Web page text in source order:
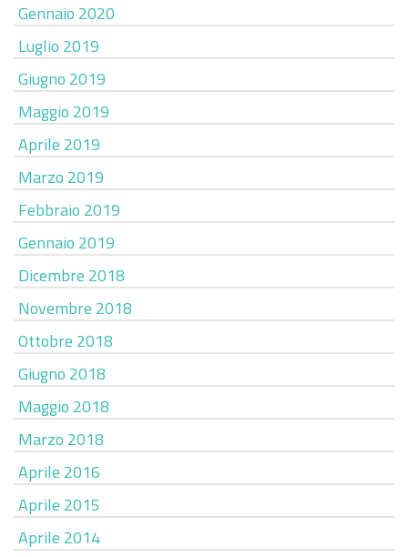
Gennaio 2020
Luglio 2019
Giugno 2019
Maggio 2019
Aprile 2019
Marzo 2019
Febbraio 2019
Gennaio 2019
Dicembre 2018
Novembre 2018
Ottobre 2018
Giugno 2018
Maggio 2018
Marzo 2018
Aprile 2016
Aprile 2015
Aprile 2014